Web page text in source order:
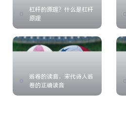
杠杆的原理？什么是杠杆
原理
翁卷的读音，宋代诗人翁
卷的正确读音